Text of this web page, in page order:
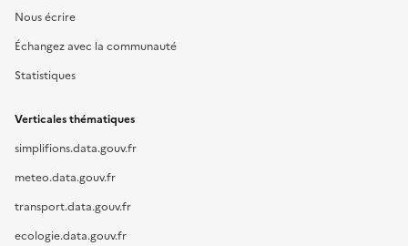
Nous écrire
Échangez avec la communauté
Statistiques
Verticales thématiques
simplifions.data.gouv.fr
meteo.data.gouv.fr
transport.data.gouv.fr
ecologie.data.gouv.fr